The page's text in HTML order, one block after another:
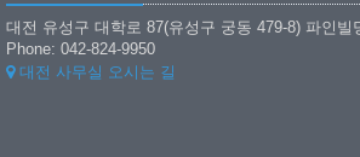
대전 유성구 대학로 87(유성구 궁동 479-8) 파인빌
Phone: 042-824-9950
대전 사무실 오시는 길